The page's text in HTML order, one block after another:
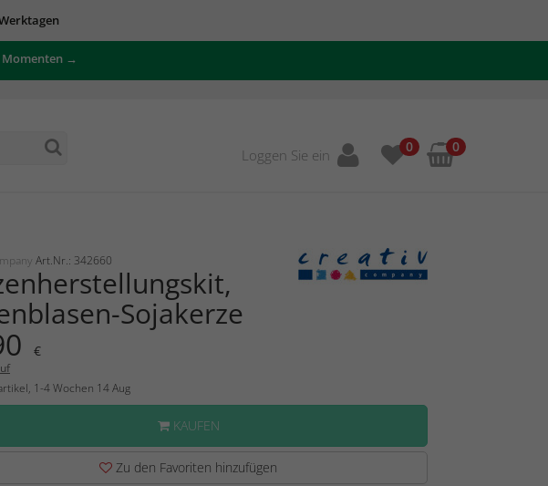
Momenten →
Loggen Sie ein 0 0
Art.Nr.: 342660
Sojakerze
€
1-4 Wochen 14 Aug
KAUFEN
Zu den Favoriten hinzufügen